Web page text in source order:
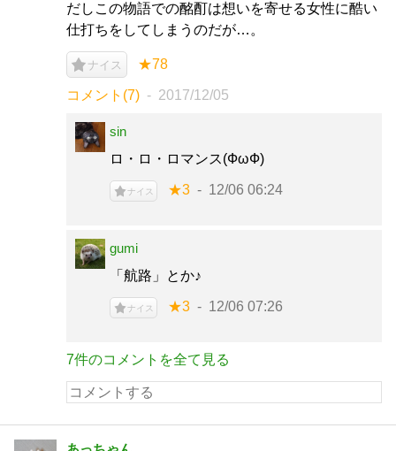
だしこの物語での酩酊は想いを寄せる女性に酷い
仕打ちをしてしまうのだが…。
ナイス ★78
コメント(7) 2017/12/05
sin
ロ・ロ・ロマンス(ФωФ)
ナイス ★3 12/06 06:24
gumi
「航路」とか♪
ナイス ★3 12/06 07:26
7件のコメントを全て見る